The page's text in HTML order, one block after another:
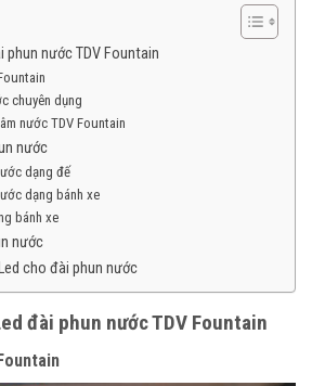
phun nước TDV Fountain
chuyên dụng
nước TDV Fountain
nước
dạng đế
dạng bánh xe
bánh xe
nước
cho đài phun nước
đài phun nước TDV Fountain